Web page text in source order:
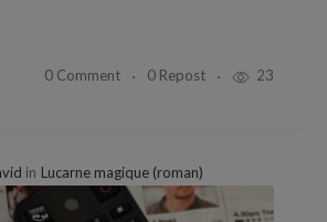
0 Comment 0 Repost 23
in Lucarne magique (roman)